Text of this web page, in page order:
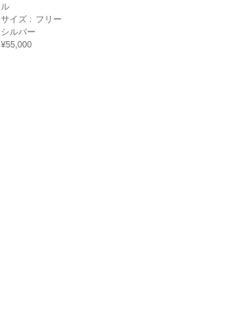
ル
サイズ : フリー
シルバー
¥55,000